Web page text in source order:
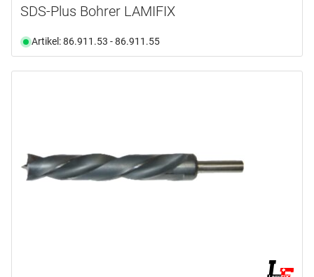
SDS-Plus Bohrer LAMIFIX
Artikel: 86.911.53 - 86.911.55